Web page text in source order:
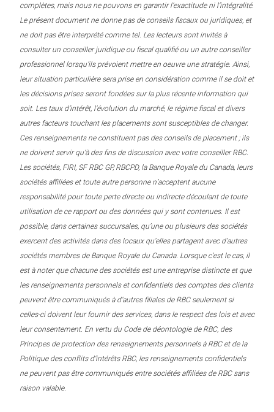
complètes, mais nous ne pouvons en garantir l’exactitude ni l’intégralité.
Le présent document ne donne pas de conseils fiscaux ou juridiques, et
ne doit pas être interprété comme tel. Les lecteurs sont invités à
consulter un conseiller juridique ou fiscal qualifié ou un autre conseiller
professionnel lorsqu’ils prévoient mettre en oeuvre une stratégie. Ainsi,
leur situation particulière sera prise en considération comme il se doit et
les décisions prises seront fondées sur la plus récente information qui
soit. Les taux d’intérêt, l’évolution du marché, le régime fiscal et divers
autres facteurs touchant les placements sont susceptibles de changer.
Ces renseignements ne constituent pas des conseils de placement ; ils
ne doivent servir qu’à des fins de discussion avec votre conseiller RBC.
Les sociétés, FIRI, SF RBC GP, RBCPD, la Banque Royale du Canada, leurs
sociétés affiliées et toute autre personne n’acceptent aucune
responsabilité pour toute perte directe ou indirecte découlant de toute
utilisation de ce rapport ou des données qui y sont contenues. Il est
possible, dans certaines succursales, qu’une ou plusieurs des sociétés
exercent des activités dans des locaux qu’elles partagent avec d’autres
sociétés membres de Banque Royale du Canada. Lorsque c’est le cas, il
est à noter que chacune des sociétés est une entreprise distincte et que
les renseignements personnels et confidentiels des comptes des clients
peuvent être communiqués à d’autres filiales de RBC seulement si
celles-ci doivent leur fournir des services, dans le respect des lois et avec
leur consentement. En vertu du Code de déontologie de RBC, des
Principes de protection des renseignements personnels à RBC et de la
Politique des conflits d’intérêts RBC, les renseignements confidentiels
ne peuvent pas être communiqués entre sociétés affiliées de RBC sans
raison valable.